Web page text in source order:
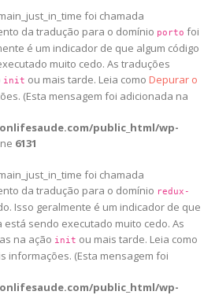
foi chamada
da tradução para o domínio porto foi
é um indicador de que algum código
muito cedo. As traduções
init ou mais tarde. Leia como Depurar o
(Esta mensagem foi adicionada na
public_html/wp-
6131
foi chamada
da tradução para o domínio redux-
Isso geralmente é um indicador de que
sendo executado muito cedo. As
na ação init ou mais tarde. Leia como
informações. (Esta mensagem foi
public_html/wp-